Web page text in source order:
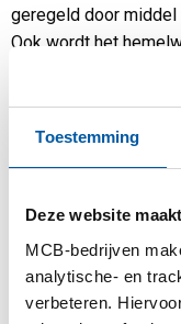
Toestemming
Deze website
MCB-bedrijven
analytische- en
verbeteren.
geregeld door middel
Ook wordt het
Omdat het pand op
staat dicht bij een
sedumdak,
Jerry IJben: “Die
de natuur, maar
voor onze